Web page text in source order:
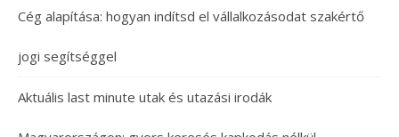
Cég alapítása: hogyan indítsd el vállalkozásodat szakértő
jogi segítséggel
Aktuális last minute utak és utazási irodák